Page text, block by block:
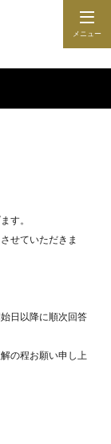
メニュー
す。
せていただきま
日以降に順次回答
の程お願い申し上